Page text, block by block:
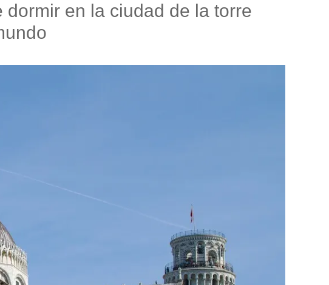
en la ciudad de la torre